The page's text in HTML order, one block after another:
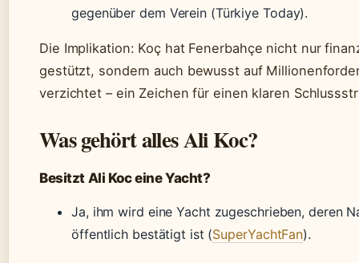
gegenüber dem Verein (Türkiye Today).
Die Implikation: Koç hat Fenerbahçe nicht nur
gestützt, sondern auch bewusst auf
verzichtet – ein Zeichen für einen klaren
Was gehört alles Ali Koc?
Besitzt Ali Koc eine Yacht?
Ja, ihm wird eine Yacht zugeschrieben, deren
öffentlich bestätigt ist (SuperYachtFan).